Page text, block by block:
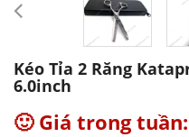
Kéo Tỉa 2 Răng
6.0inch
🙂 Giá trong